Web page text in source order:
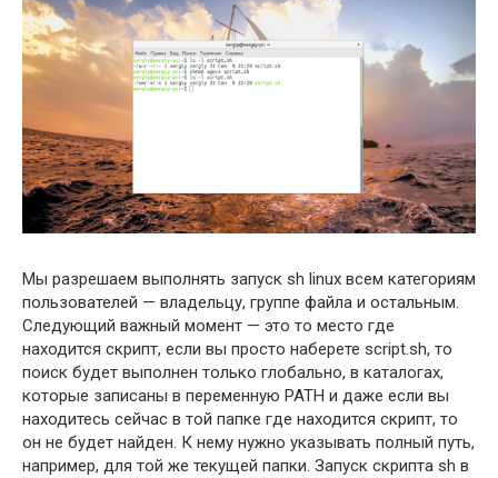
Мы разрешаем выполнять запуск sh linux всем категориям
пользователей — владельцу, группе файла и остальным.
Следующий важный момент — это то место где
находится скрипт, если вы просто наберете script.sh, то
поиск будет выполнен только глобально, в каталогах,
которые записаны в переменную PATH и даже если вы
находитесь сейчас в той папке где находится скрипт, то
он не будет найден. К нему нужно указывать полный путь,
например, для той же текущей папки. Запуск скрипта sh в